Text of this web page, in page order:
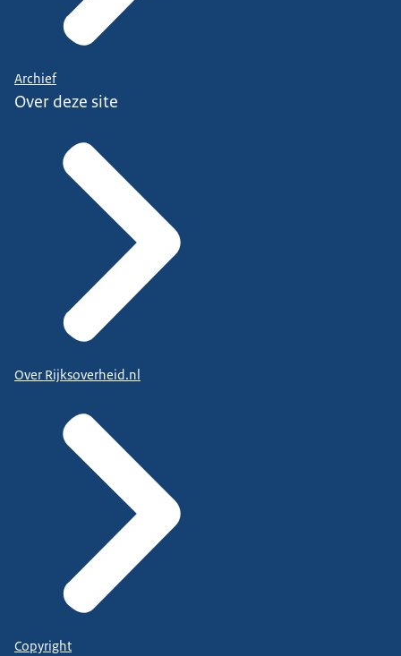
Archief
Over deze site
Over Rijksoverheid.nl
Copyright